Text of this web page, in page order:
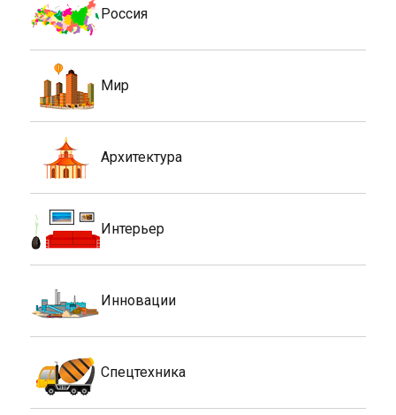
Россия
Мир
Архитектура
Интерьер
Инновации
Спецтехника